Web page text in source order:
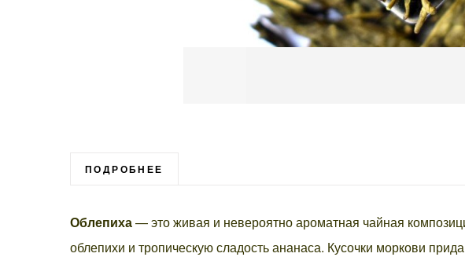
галереи
ПОДРОБНЕЕ
Облепиха— это живая и невероятно ароматная чайная
облепихи и тропическую сладость ананаса. Кусочки моркови